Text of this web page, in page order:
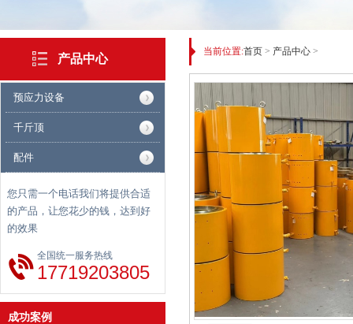
产品中心
预应力设备
千斤顶
配件
您只需一个电话我们将提供合适
的产品，让您花少的钱，达到好
的效果
全国统一服务热线
17719203805
成功案例
案例四
当前位置:首页 > 产品中心 >